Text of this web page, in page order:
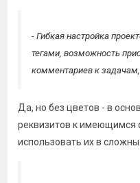
- Гибкая настройка
тегами, возможность
комментариев к
Да, но без цветов - в
реквизитов к имеющимся
использовать их в